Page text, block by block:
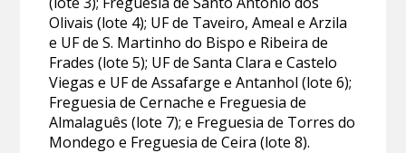
Olivais (lote 4); UF de Taveiro, Ameal e Arzila
e UF de S. Martinho do Bispo e Ribeira de
Frades (lote 5); UF de Santa Clara e Castelo
Viegas e UF de Assafarge e Antanhol (lote 6);
Freguesia de Cernache e Freguesia de
Almalaguês (lote 7); e Freguesia de Torres do
Mondego e Freguesia de Ceira (lote 8).